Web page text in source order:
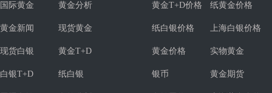
国际黄金 黄金分析
黄金新闻 现货黄金
现货白银 黄金T+D
白银T+D 纸白银
黄金T+D价格 纸黄金价格
纸白银价格 上海白银价格
黄金价格 实物黄金
银币 黄金期货